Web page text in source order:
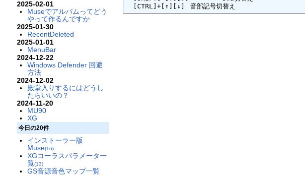
2025-02-01
Museでアルバムってどう
やって作るんですか
2025-01-30
RecentDeleted
2025-01-01
MenuBar
2024-12-22
Windows Defender 回避
方法
2024-12-02
殿堂入りするにはどうし
たらいいの？
2024-11-20
MU90
XG
今日の20件
インストーラー版
Muse(16)
XGコーラスパラメータ一
覧(13)
GS音源音色マップ一覧
[CTRL]+[↑][↓]	音部記号切替え